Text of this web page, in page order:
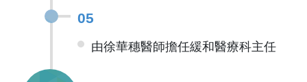
05
由徐華穗醫師擔任緩和醫療科主任